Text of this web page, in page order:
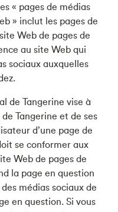
« pages de médias
» inclut les pages de
Web de pages de
au site Web qui
sociaux auxquelles
de Tangerine vise à
Tangerine et de ses
d’une page de
se conformer aux
Web de pages de
la page en question
médias sociaux de
en question. Si vous